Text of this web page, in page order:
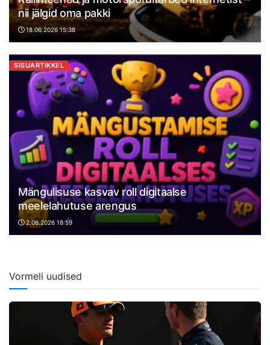
nii jälgid oma pakki
18.06.2026 15:38
SISUARTIKKEL
Mängulisuse kasvav roll digitaalse
meelelahutuse arengus
2.06.2026 18:59
Vormeli uudised